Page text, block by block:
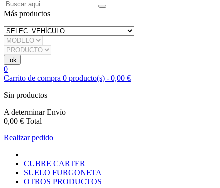
Más productos
0
Carrito de compra 0 producto(s) - 0,00 €
Sin productos
A determinarEnvío
0,00 € Total
Realizar pedido
CUBRE CARTER
SUELO FURGONETA
OTROS PRODUCTOS